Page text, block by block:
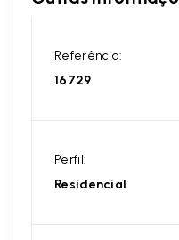
Referência:
16729
Perfil:
Residencial